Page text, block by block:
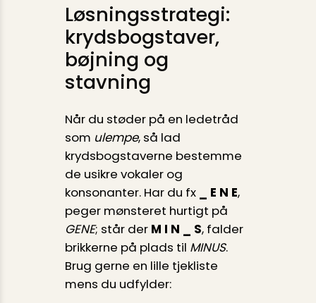
Løsningsstrategi:
krydsbogstaver,
bøjning og
stavning
Når du støder på en ledetråd
som ulempe, så lad
krydsbogstaverne bestemme
de usikre vokaler og
konsonanter. Har du fx
_ E N E,
peger mønsteret hurtigt på
GENE; står der M I N _ S, falder
brikkerne på plads til MINUS.
Brug gerne en lille tjekliste
mens du udfylder: